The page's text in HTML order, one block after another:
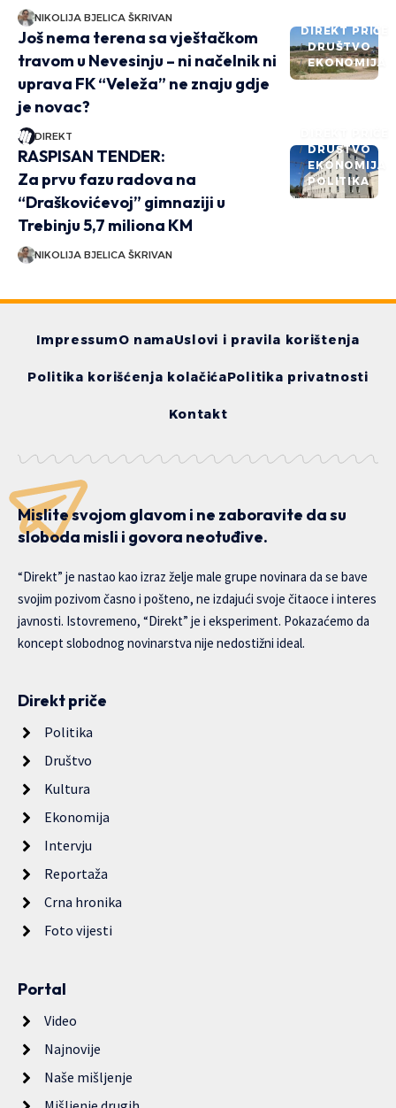
NIKOLIJA BJELICA ŠKRIVAN
DIREKT PRIČE
DRUŠTVO
EKONOMIJA
Još nema terena sa vještačkom
travom u Nevesinju – ni načelnik ni
uprava FK “Veleža” ne znaju gdje
je novac?
DIREKT
DRUŠTVO
EKONOMIJA
POLITIKA
RASPISAN TENDER:
Za prvu fazu radova na
“Draškovićevoj” gimnaziji u
Trebinju 5,7 miliona KM
NIKOLIJA BJELICA ŠKRIVAN
ImpressumO namaUslovi i pravila korištenja
Politika korišćenja kolačićaPolitika privatnosti
Kontakt
Mislite svojom glavom i ne zaboravite da su
sloboda misli i govora neotuđive.
“Direkt” je nastao kao izraz želje male grupe novinara da se bave
svojim pozivom časno i pošteno, ne izdajući svoje čitaoce i interes
javnosti. Istovremeno, “Direkt” je i eksperiment. Pokazaćemo da
koncept slobodnog novinarstva nije nedostižni ideal.
Direkt priče
Politika
Društvo
Kultura
Ekonomija
Intervju
Reportaža
Crna hronika
Foto vijesti
Portal
Video
Najnovije
Naše mišljenje